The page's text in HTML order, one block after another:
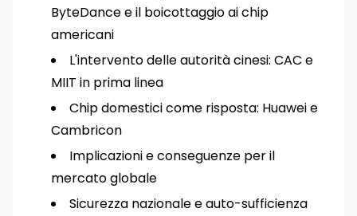
ByteDance e il boicottaggio ai chip
americani
L'intervento delle autorità cinesi: CAC e
MIIT in prima linea
Chip domestici come risposta: Huawei e
Cambricon
Implicazioni e conseguenze per il
mercato globale
Sicurezza nazionale e auto-sufficienza